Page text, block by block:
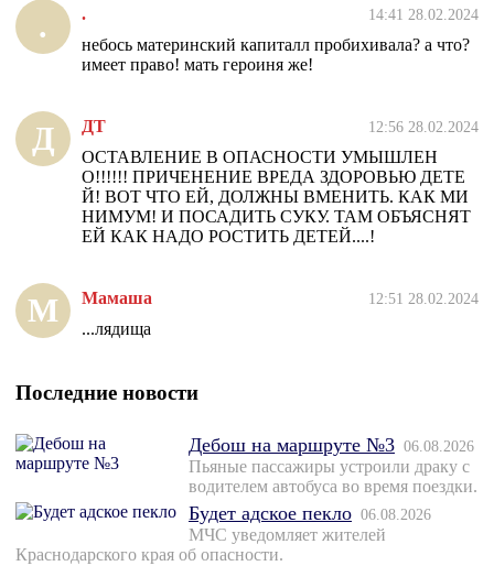
. . 14:41 28.02.2024
небось материнский капиталл пробихивала? а что?
имеет право! мать героиня же!
Д ДТ 12:56 28.02.2024
ОСТАВЛЕНИЕ В ОПАСНОСТИ УМЫШЛЕН
О!!!!!! ПРИЧЕНЕНИЕ ВРЕДА ЗДОРОВЬЮ ДЕТЕ
Й! ВОТ ЧТО ЕЙ, ДОЛЖНЫ ВМЕНИТЬ. КАК МИ
НИМУМ! И ПОСАДИТЬ СУКУ. ТАМ ОБЪЯСНЯТ
ЕЙ КАК НАДО РОСТИТЬ ДЕТЕЙ....!
М Мамаша 12:51 28.02.2024
...лядища
Последние новости
Дебош на маршруте №3 06.08.2026
Пьяные пассажиры устроили драку с
водителем автобуса во время поездки.
Будет адское пекло 06.08.2026
МЧС уведомляет жителей
Краснодарского края об опасности.